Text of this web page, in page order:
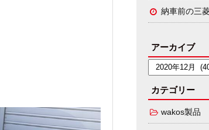
納車前の三
アーカイブ
カテゴリー
wakos製品